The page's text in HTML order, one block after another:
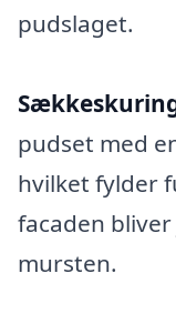
pudslaget.
pudset med
hvilket fylder
facaden
mursten.